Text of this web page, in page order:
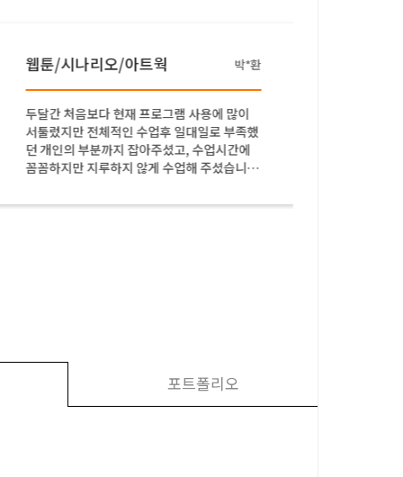
웹툰/시나리오/아트웍 박*환
두달간 처음보다 현재 프로그램 사용에 많이
서툴렀지만 전체적인 수업후 일대일로 부족했
던 개인의 부분까지 잡아주셨고, 수업시간에
꼼꼼하지만 지루하지 않게 수업해 주셨습니
포트폴리오